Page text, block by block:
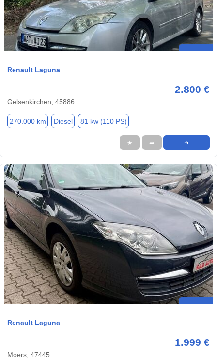
Renault Laguna
2.800 €
Gelsenkirchen, 45886
270.000 km Diesel 81 kw (110 PS)
★ ➦ ➜
Renault Laguna
1.999 €
Moers, 47445